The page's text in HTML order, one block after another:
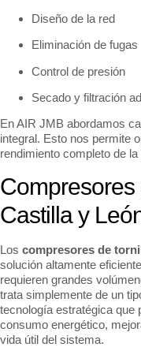
Diseño de la red
Eliminación de fugas
Control de presión
Secado y filtración
En AIR JMB abordamos
integral. Esto nos permite
rendimiento completo de
Castilla y
Los compresores de
solución altamente
requieren grandes
trata simplemente de un
tecnología estratégica que
consumo energético,
vida útil del sistema.